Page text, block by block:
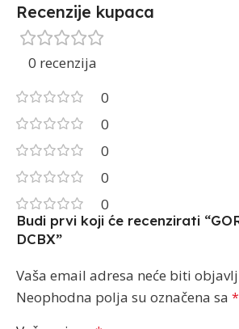
Recenzije kupaca
0 recenzija
0
0
0
0
0
Budi prvi koji će recenzirati
DCBX”
Vaša email adresa neće biti
Neophodna polja su označena sa *